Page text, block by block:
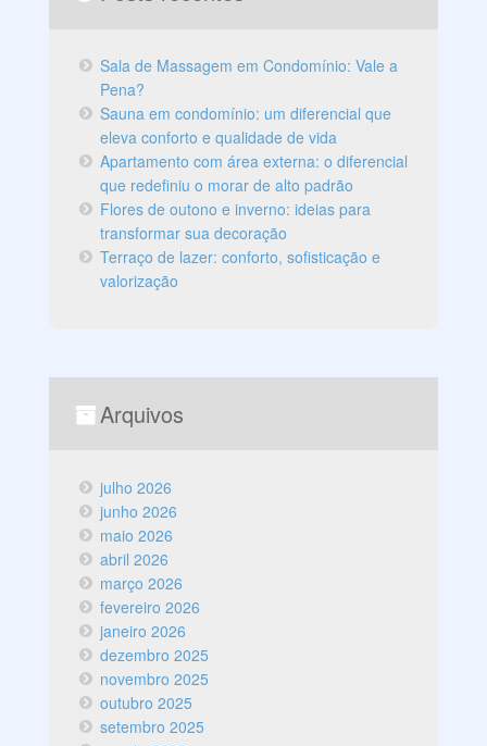
Sala de Massagem em Condomínio: Vale a
Pena?
Sauna em condomínio: um diferencial que
eleva conforto e qualidade de vida
Apartamento com área externa: o diferencial
que redefiniu o morar de alto padrão
Flores de outono e inverno: ideias para
transformar sua decoração
Terraço de lazer: conforto, sofisticação e
valorização
Arquivos
julho 2026
junho 2026
maio 2026
abril 2026
março 2026
fevereiro 2026
janeiro 2026
dezembro 2025
novembro 2025
outubro 2025
setembro 2025